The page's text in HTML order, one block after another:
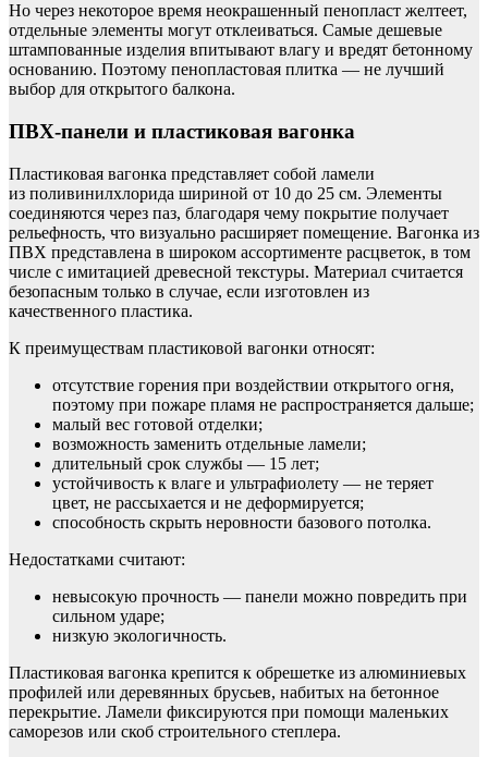
Но через некоторое время неокрашенный пенопласт желтеет,
отдельные элементы могут отклеиваться. Самые дешевые
штампованные изделия впитывают влагу и вредят бетонному
основанию. Поэтому пенопластовая плитка — не лучший
выбор для открытого балкона.
ПВХ-панели и пластиковая вагонка
Пластиковая вагонка представляет собой ламели
из поливинилхлорида шириной от 10 до 25 см. Элементы
соединяются через паз, благодаря чему покрытие получает
рельефность, что визуально расширяет помещение. Вагонка из
ПВХ представлена в широком ассортименте расцветок, в том
числе с имитацией древесной текстуры. Материал считается
безопасным только в случае, если изготовлен из
качественного пластика.
К преимуществам пластиковой вагонки относят:
отсутствие горения при воздействии открытого огня,
поэтому при пожаре пламя не распространяется дальше;
малый вес готовой отделки;
возможность заменить отдельные ламели;
длительный срок службы — 15 лет;
устойчивость к влаге и ультрафиолету — не теряет
цвет, не рассыхается и не деформируется;
способность скрыть неровности базового потолка.
Недостатками считают:
невысокую прочность — панели можно повредить при
сильном ударе;
низкую экологичность.
Пластиковая вагонка крепится к обрешетке из алюминиевых
профилей или деревянных брусьев, набитых на бетонное
перекрытие. Ламели фиксируются при помощи маленьких
саморезов или скоб строительного степлера.